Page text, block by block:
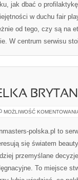
jak dbać o
w duchu fair
od tego, czy są na
W centrum serwisu
MOŻLIWOŚĆ
polska.pl to
się światem
przemyślane
To miejsce